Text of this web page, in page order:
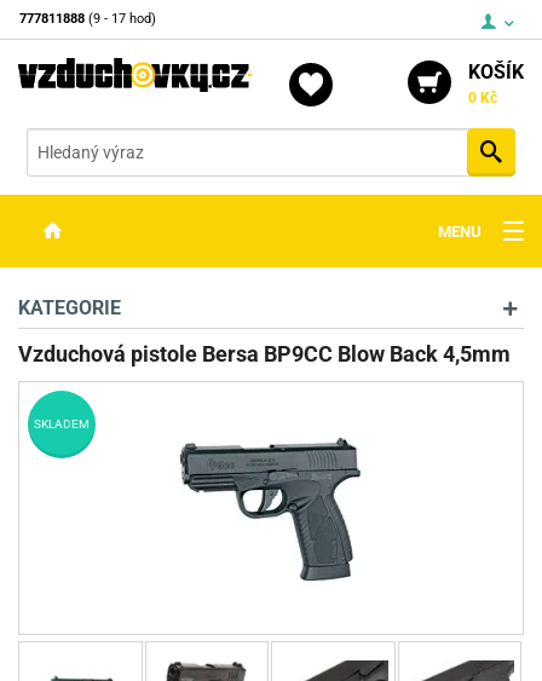
777811888 (9 - 17 hod)
KOŠÍK
0 Kč
MENU
OPTIKA
STŘELIVO
PŘÍSLUŠENSTVÍ
DETEKTORY KOVŮ
KATEGORIE
Vzduchová pistole Bersa BP9CC Blow Back 4,5mm
SKLADEM